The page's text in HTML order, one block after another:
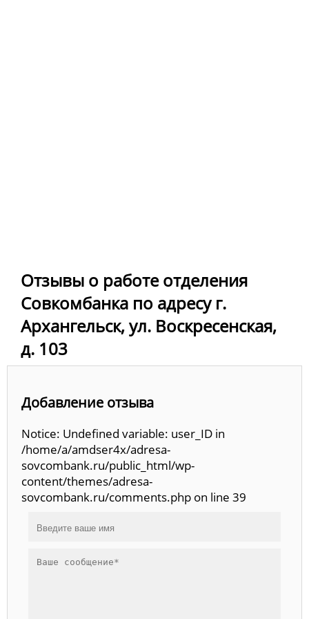
Отзывы о работе отделения
Совкомбанка по адресу г.
Архангельск, ул. Воскресенская,
д. 103
Добавление отзыва
Notice: Undefined variable: user_ID in
/home/a/amdser4x/adresa-
sovcombank.ru/public_html/wp-
content/themes/adresa-
sovcombank.ru/comments.php on line 39